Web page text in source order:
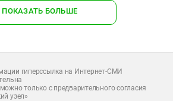
ПОКАЗАТЬ БОЛЬШЕ
гиперссылка на Интернет-СМИ
только с предварительного согласия
узел»